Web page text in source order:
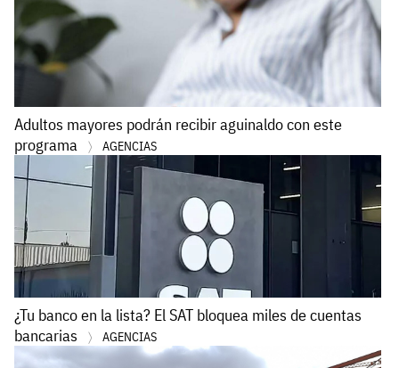
Adultos mayores podrán recibir aguinaldo con este
programa
AGENCIAS
¿Tu banco en la lista? El SAT bloquea miles de cuentas
bancarias
AGENCIAS